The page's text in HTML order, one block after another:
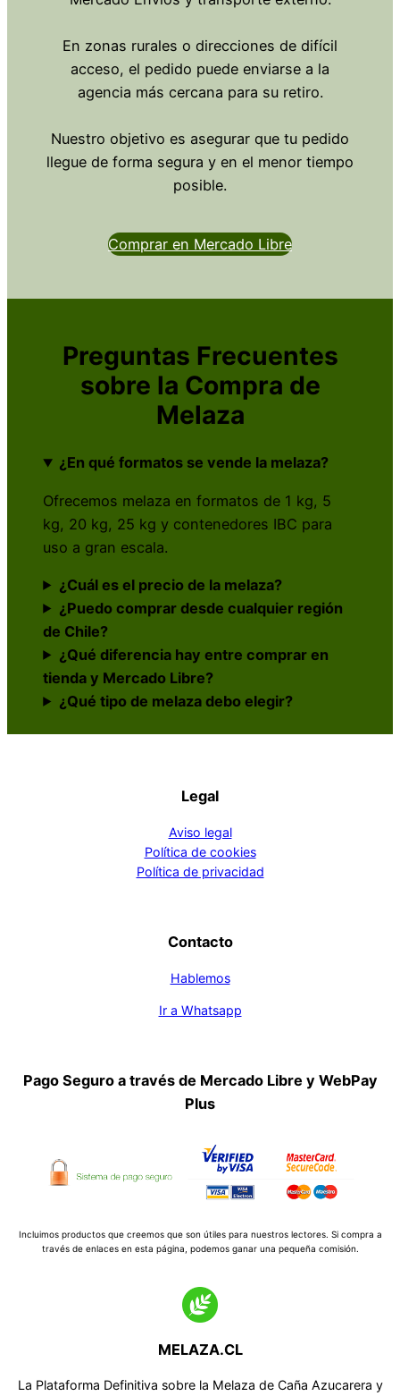
En zonas rurales o direcciones de difícil
acceso, el pedido puede enviarse a la
agencia más cercana para su retiro.
Nuestro objetivo es asegurar que tu pedido
llegue de forma segura y en el menor tiempo
posible.
Comprar en Mercado Libre
Preguntas Frecuentes
sobre la Compra de
Melaza
¿En qué formatos se vende la melaza?
Ofrecemos melaza en formatos de 1 kg, 5
kg, 20 kg, 25 kg y contenedores IBC para
uso a gran escala.
¿Cuál es el precio de la melaza?
¿Puedo comprar desde cualquier región
de Chile?
¿Qué diferencia hay entre comprar en
tienda y Mercado Libre?
¿Qué tipo de melaza debo elegir?
Legal
Aviso legal
Política de cookies
Política de privacidad
Contacto
Hablemos
Ir a Whatsapp
Pago Seguro a través de Mercado Libre y WebPay
Plus
Incluimos productos que creemos que son útiles para nuestros lectores. Si compra a
través de enlaces en esta página, podemos ganar una pequeña comisión.
MELAZA.CL
La Plataforma Definitiva sobre la Melaza de Caña Azucarera y